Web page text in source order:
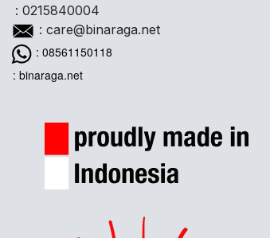
: 0215840004
: care@binaraga.net
: 08561150118
: binaraga.net